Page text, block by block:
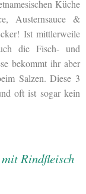
Küche
Austernsauce &
Ist mittlerweile
die Fisch- und
bekommt ihr aber
Salzen. Diese 3
oft ist sogar kein